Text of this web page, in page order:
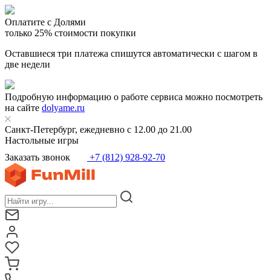
Оплатите с Долями
только 25% стоимости покупки
Оставшиеся три платежа спишутся автоматически с шагом в
две недели
Подробную информацию о работе сервиса можно посмотреть
на сайте dolyame.ru
Санкт-Петербург, ежедневно с 12.00 до 21.00
Настольные игры
Заказать звонок
+7 (812) 928-92-70